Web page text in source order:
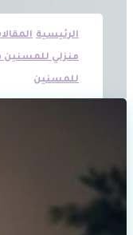
الرئيسية
منزلي للمسنين
للمسنين